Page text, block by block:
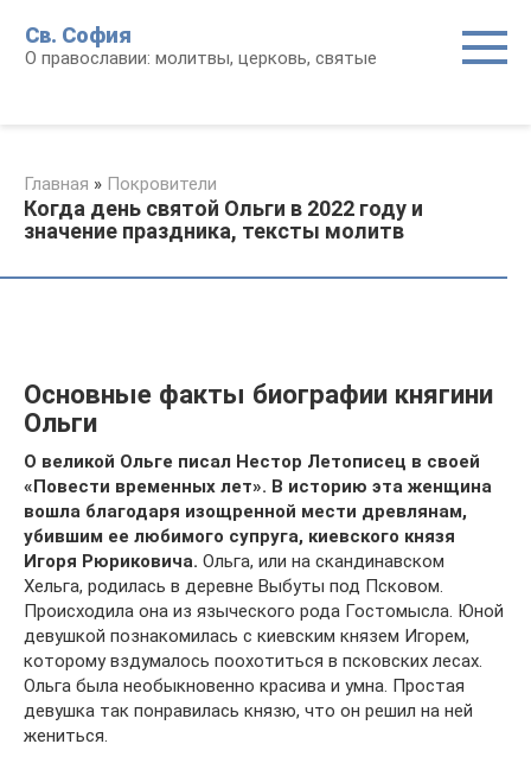
контенту
Св. София
О православии: молитвы, церковь, святые
Главная » Покровители
Когда день святой Ольги в 2022 году и
значение праздника, тексты молитв
Основные факты биографии княгини
Ольги
О великой Ольге писал Нестор Летописец в своей
«Повести временных лет». В историю эта женщина
вошла благодаря изощренной мести древлянам,
убившим ее любимого супруга, киевского князя
Игоря Рюриковича. Ольга, или на скандинавском
Хельга, родилась в деревне Выбуты под Псковом.
Происходила она из языческого рода Гостомысла. Юной
девушкой познакомилась с киевским князем Игорем,
которому вздумалось поохотиться в псковских лесах.
Ольга была необыкновенно красива и умна. Простая
девушка так понравилась князю, что он решил на ней
жениться.